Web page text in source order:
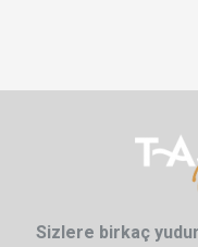
Sizlere birkaç